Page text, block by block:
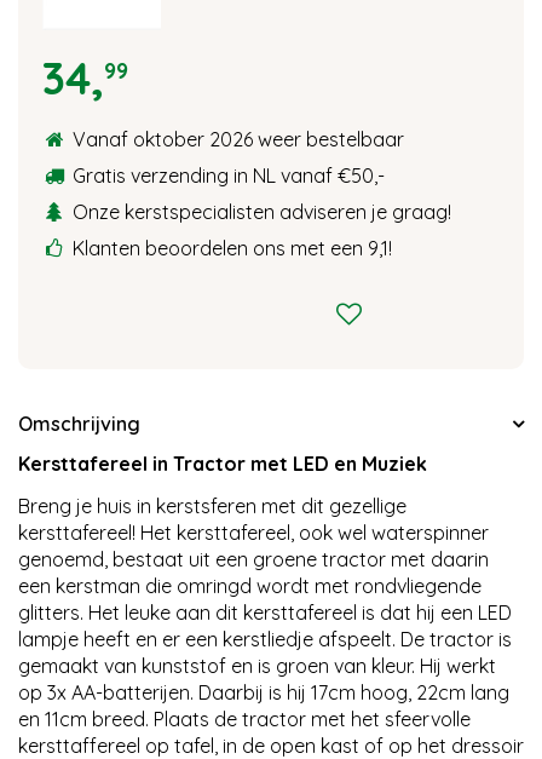
34,99
Vanaf oktober 2026 weer bestelbaar
Gratis verzending in NL vanaf €50,-
Onze kerstspecialisten adviseren je graag!
Klanten beoordelen ons met een 9,1!
Omschrijving
Kersttafereel in Tractor met LED en Muziek
Breng je huis in kerstsferen met dit gezellige
kersttafereel! Het kersttafereel, ook wel waterspinner
genoemd, bestaat uit een groene tractor met daarin
een kerstman die omringd wordt met rondvliegende
glitters. Het leuke aan dit kersttafereel is dat hij een LED
lampje heeft en er een kerstliedje afspeelt. De tractor is
gemaakt van kunststof en is groen van kleur. Hij werkt
op 3x AA-batterijen. Daarbij is hij 17cm hoog, 22cm lang
en 11cm breed. Plaats de tractor met het sfeervolle
kersttaffereel op tafel, in de open kast of op het dressoir